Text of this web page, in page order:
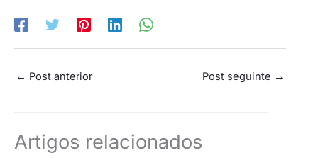
← Post anterior Post seguinte →
Artigos relacionados